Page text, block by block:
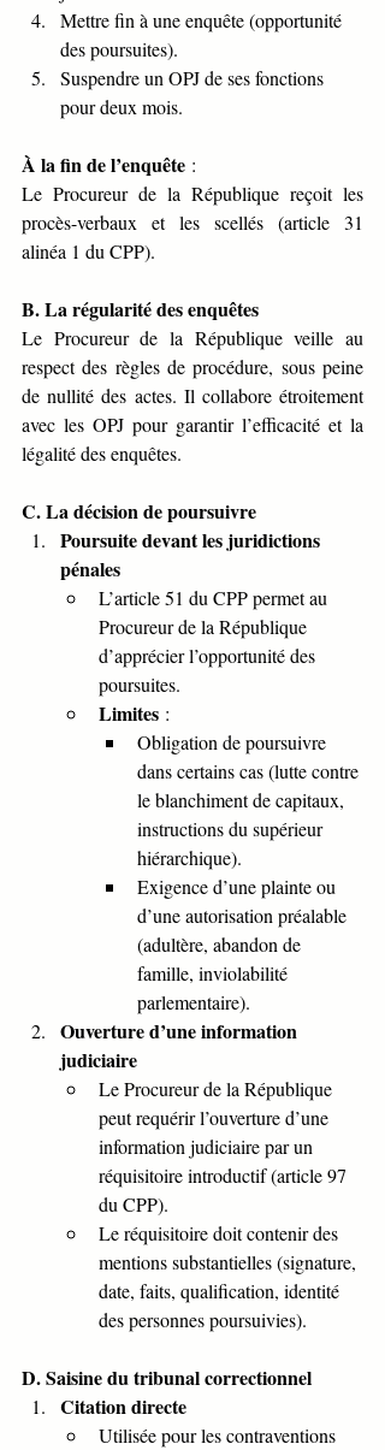
Mettre fin à une enquête (opportunité
des poursuites).
Suspendre un OPJ de ses fonctions
pour deux mois.
À la fin de l’enquête :
Le Procureur de la République reçoit les
procès-verbaux et les scellés (article 31
alinéa 1 du CPP).
B. La régularité des enquêtes
Le Procureur de la République veille au
respect des règles de procédure, sous peine
de nullité des actes. Il collabore étroitement
avec les OPJ pour garantir l’efficacité et la
légalité des enquêtes.
C. La décision de poursuivre
Poursuite devant les juridictions
pénales
L’article 51 du CPP permet au
Procureur de la République
d’apprécier l’opportunité des
poursuites.
Limites :
Obligation de poursuivre
dans certains cas (lutte contre
le blanchiment de capitaux,
instructions du supérieur
hiérarchique).
Exigence d’une plainte ou
d’une autorisation préalable
(adultère, abandon de
famille, inviolabilité
parlementaire).
Ouverture d’une information
judiciaire
Le Procureur de la République
peut requérir l’ouverture d’une
information judiciaire par un
réquisitoire introductif (article 97
du CPP).
Le réquisitoire doit contenir des
mentions substantielles (signature,
date, faits, qualification, identité
des personnes poursuivies).
D. Saisine du tribunal correctionnel
Citation directe
Utilisée pour les contraventions